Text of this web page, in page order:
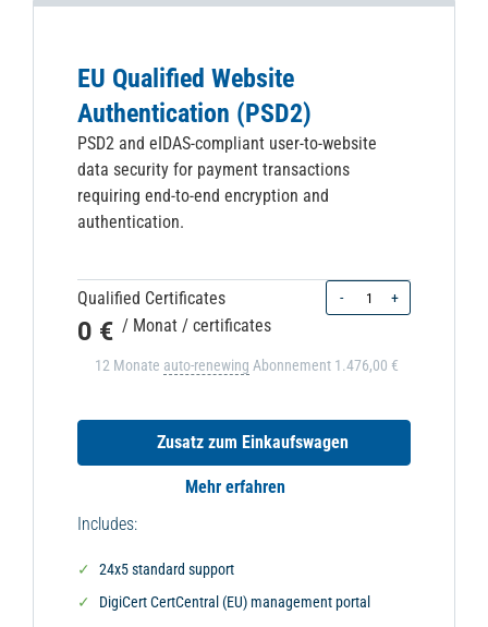
EU Qualified Website
Authentication (PSD2)
PSD2 and eIDAS-compliant user-to-website
data security for payment transactions
requiring end-to-end encryption and
authentication.
Qualified Certificates - +
0 € / Monat / certificates
12 Monate auto-renewing Abonnement 1.476,00 €
Zusatz zum Einkaufswagen
Mehr erfahren
Includes:
24x5 standard support
DigiCert CertCentral (EU) management portal